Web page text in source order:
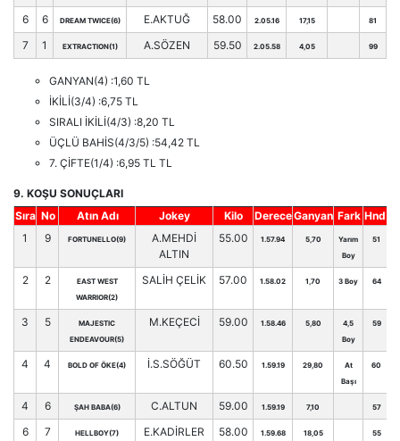
6 6 DREAM TWICE(6) E.AKTUĞ 58.00 2.05.16 17,15 81
7 1 EXTRACTION(1) A.SÖZEN 59.50 2.05.58 4,05 99
GANYAN(4) :1,60 TL
İKİLİ(3/4) :6,75 TL
SIRALI İKİLİ(4/3) :8,20 TL
ÜÇLÜ BAHİS(4/3/5) :54,42 TL
7. ÇİFTE(1/4) :6,95 TL TL
9. KOŞU SONUÇLARI
Sıra No Atın Adı Jokey Kilo DereceGanyan Fark Hnd.
1
9 FORTUNELLO(9)
A.MEHDİ
ALTIN
55.00 1.57.94 5,70
Yarım
Boy
51
2 2
EAST WEST
WARRIOR(2)
SALİH ÇELİK 57.00 1.58.02 1,70 3 Boy 64
3 5
MAJESTIC
ENDEAVOUR(5)
M.KEÇECİ 59.00 1.58.46 5,80
4,5
Boy
59
4 4 BOLD OF ÖKE(4) İ.S.SÖĞÜT 60.50 1.59.19 29,80
At
Başı
60
4 6 ŞAH BABA(6) C.ALTUN 59.00 1.59.19 7,10 57
6 7 HELLBOY(7) E.KADİRLER 58.00 1.59.68 18,05 55